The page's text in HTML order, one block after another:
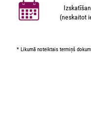
(neskaitot
* Likumā noteiktais termiņš